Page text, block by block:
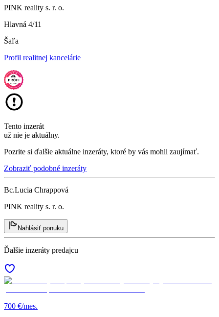
PINK reality s. r. o.
Hlavná 4/11
Šaľa
Profil realitnej kancelárie
Tento inzerát
už nie je aktuálny.
Pozrite si ďalšie aktuálne inzeráty, ktoré by vás mohli zaujímať.
Zobraziť podobné inzeráty
Bc.Lucia Chrappová
PINK reality s. r. o.
Nahlásiť ponuku
Ďalšie inzeráty predajcu
700 €/mes.